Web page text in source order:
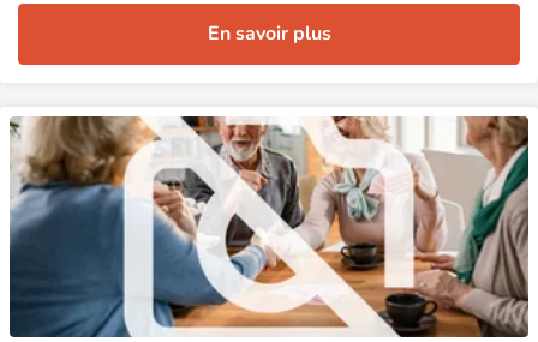
En savoir plus